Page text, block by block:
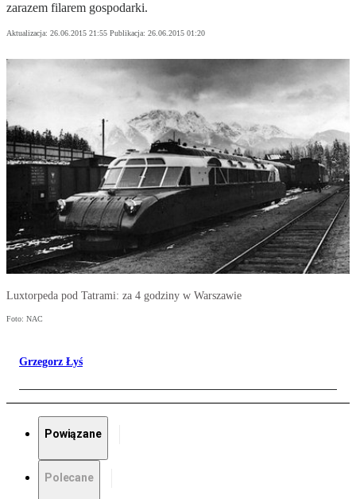
zarazem filarem gospodarki.
Aktualizacja: 26.06.2015 21:55 Publikacja: 26.06.2015 01:20
Luxtorpeda pod Tatrami: za 4 godziny w Warszawie
Foto: NAC
Grzegorz Łyś
Powiązane
Polecane